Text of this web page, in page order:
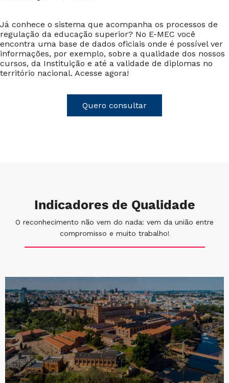
Já conhece o sistema que acompanha os processos de
regulação da educação superior? No E-MEC você
encontra uma base de dados oficiais onde é possível ver
informações, por exemplo, sobre a qualidade dos nossos
cursos, da Instituição e até a validade de diplomas no
território nacional. Acesse agora!
Quero consultar
Indicadores de Qualidade
O reconhecimento não vem do nada: vem da união entre
compromisso e muito trabalho!